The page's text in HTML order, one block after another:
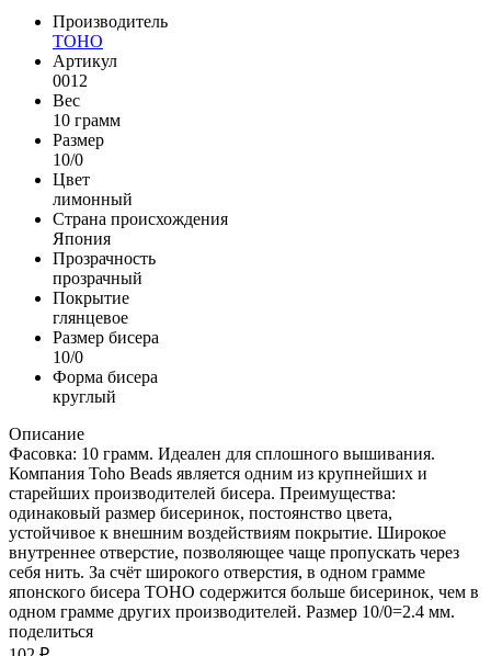
Производитель
TOHO
Артикул
0012
Вес
10 грамм
Размер
10/0
Цвет
лимонный
Страна происхождения
Япония
Прозрачность
прозрачный
Покрытие
глянцевое
Размер бисера
10/0
Форма бисера
круглый
Описание
Фасовка: 10 грамм. Идеален для сплошного вышивания.
Компания Toho Beads является одним из крупнейших и
старейших производителей бисера. Преимущества:
одинаковый размер бисеринок, постоянство цвета,
устойчивое к внешним воздействиям покрытие. Широкое
внутреннее отверстие, позволяющее чаще пропускать через
себя нить. За счёт широкого отверстия, в одном грамме
японского бисера TOHO содержится больше бисеринок, чем в
одном грамме других производителей. Размер 10/0=2.4 мм.
поделиться